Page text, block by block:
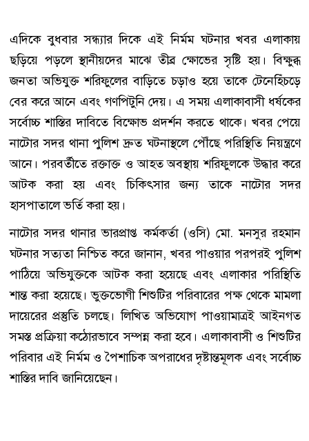
এদিকে বুধবার সন্ধ্যার দিকে এই নির্মম ঘটনার খবর এলাকায়
ছড়িয়ে পড়লে স্থানীয়দের মাঝে তীব্র ক্ষোভের সৃষ্টি হয়। বিক্ষুব্ধ
জনতা অভিযুক্ত শরিফুলের বাড়িতে চড়াও হয়ে তাকে টেনেহিঁচড়ে
বের করে আনে এবং গণপিটুনি দেয়। এ সময় এলাকাবাসী ধর্ষকের
সর্বোচ্চ শাস্তির দাবিতে বিক্ষোভ প্রদর্শন করতে থাকে। খবর পেয়ে
নাটোর সদর থানা পুলিশ দ্রুত ঘটনাস্থলে পৌঁছে পরিস্থিতি নিয়ন্ত্রণে
আনে। পরবর্তীতে রক্তাক্ত ও আহত অবস্থায় শরিফুলকে উদ্ধার করে
আটক করা হয় এবং চিকিৎসার জন্য তাকে নাটোর সদর
হাসপাতালে ভর্তি করা হয়।
নাটোর সদর থানার ভারপ্রাপ্ত কর্মকর্তা (ওসি) মো. মনসুর রহমান
ঘটনার সত্যতা নিশ্চিত করে জানান, খবর পাওয়ার পরপরই পুলিশ
পাঠিয়ে অভিযুক্তকে আটক করা হয়েছে এবং এলাকার পরিস্থিতি
শান্ত করা হয়েছে। ভুক্তভোগী শিশুটির পরিবারের পক্ষ থেকে মামলা
দায়েরের প্রস্তুতি চলছে। লিখিত অভিযোগ পাওয়ামাত্রই আইনগত
সমস্ত প্রক্রিয়া কঠোরভাবে সম্পন্ন করা হবে। এলাকাবাসী ও শিশুটির
পরিবার এই নির্মম ও পৈশাচিক অপরাধের দৃষ্টান্তমূলক এবং সর্বোচ্চ
শাস্তির দাবি জানিয়েছেন।